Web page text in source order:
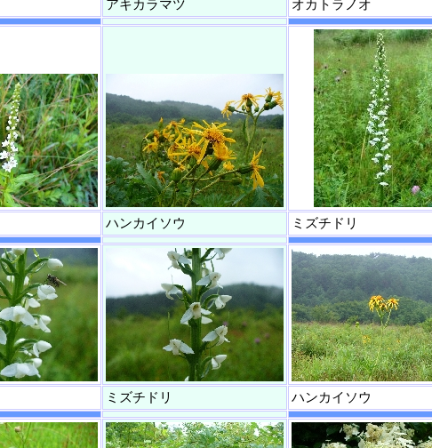
アキカラマツ オカトラノオ
ハンカイソウ ミズチドリ
ミズチドリ ハンカイソウ